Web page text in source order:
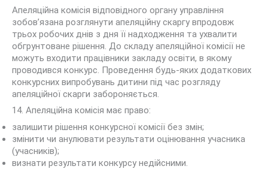
Апеляційна комісія відповідного органу управління
зобов’язана розглянути апеляційну скаргу впродовж
трьох робочих днів з дня її надходження та ухвалити
обгрунтоване рішення. До складу апеляційної комісії не
можуть входити працівники закладу освіти, в якому
проводився конкурс. Проведення будь-яких додаткових
конкурсних випробувань дитини під час розгляду
апеляційної скарги забороняється.
14. Апеляційна комісія має право:
залишити рішення конкурсної комісії без змін;
змінити чи анулювати результати оцінювання учасника
(учасників);
визнати результати конкурсу недійсними.